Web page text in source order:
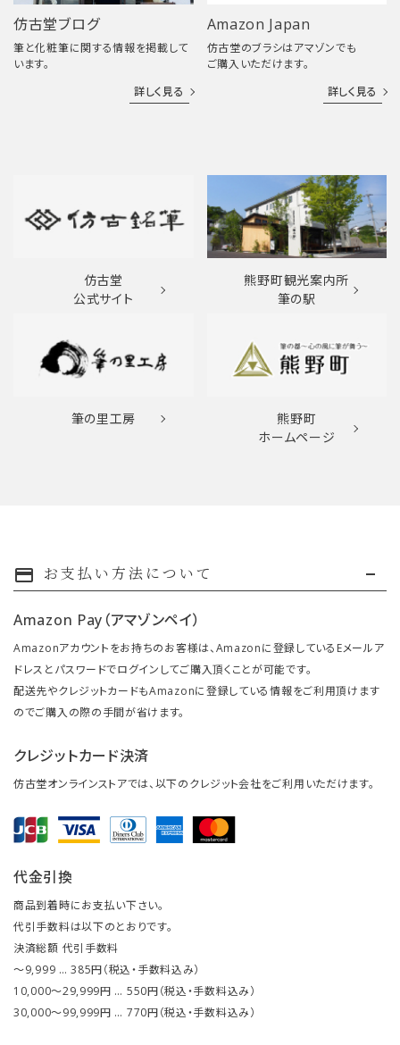
仿古堂ブログ
筆と化粧筆に関する情報を掲載して
います。
詳しく見る
Amazon Japan
仿古堂のブラシはアマゾンでも
ご購入いただけます。
詳しく見る
仿古堂
公式サイト
熊野町観光案内所
筆の駅
筆の里工房
熊野町
ホームページ
payment お支払い方法について
Amazon Pay（アマゾンペイ）
Amazonアカウントをお持ちのお客様は、Amazonに登録しているEメールア
ドレスとパスワードでログインしてご購入頂くことが可能です。
配送先やクレジットカードもAmazonに登録している情報をご利用頂けます
のでご購入の際の手間が省けます。
クレジットカード決済
仿古堂オンラインストアでは、以下のクレジット会社をご利用いただけます。
代金引換
商品到着時にお支払い下さい。
代引手数料は以下のとおりです。
決済総額 代引手数料
～9,999 … 385円（税込・手数料込み）
10,000～29,999円 … 550円（税込・手数料込み）
30,000～99,999円 … 770円（税込・手数料込み）